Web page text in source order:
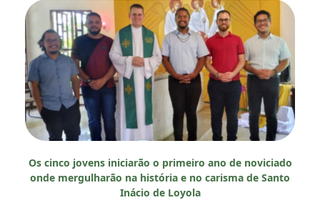
Os cinco jovens iniciarão o primeiro ano de noviciado
onde mergulharão na história e no carisma de Santo
Inácio de Loyola